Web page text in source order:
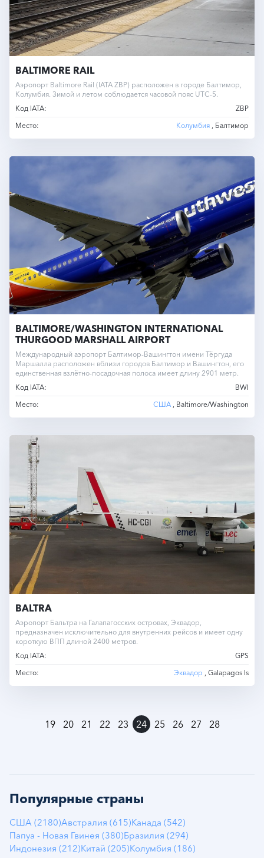
BALTIMORE RAIL
Аэропорт Baltimore Rail (IATA ZBP) расположен в городе Балтимор,
Колумбия. Зимой и летом соблюдается часовой пояс UTC-5.
Код IATA:
ZBP
Место:
Колумбия , Балтимор
BALTIMORE/WASHINGTON INTERNATIONAL
THURGOOD MARSHALL AIRPORT
Международный аэропорт Балтимор-Вашингтон имени Тёргуда
Маршалла расположен вблизи городов Балтимор и Вашингтон, его
единственная взлётно-посадочная полоса имеет длину 2901 метр.
Код IATA:
BWI
Место:
США , Baltimore/Washington
BALTRA
Аэропорт Бальтра на Галапагосских островах, Эквадор,
предназначен исключительно для внутренних рейсов и имеет одну
короткую ВПП длиной 2400 метров.
Код IATA:
GPS
Место:
Эквадор , Galapagos Is
19 20 21 22 23 24 25 26 27 28
Популярные страны
США (2180)Австралия (615)Канада (542)
Папуа - Новая Гвинея (380)Бразилия (294)
Индонезия (212)Китай (205)Колумбия (186)